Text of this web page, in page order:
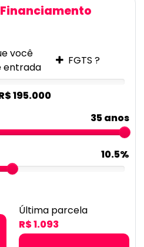
Financiamento
você
entrada
FGTS ?
195.000
35 anos
10.5%
Última parcela
R$ 1.093